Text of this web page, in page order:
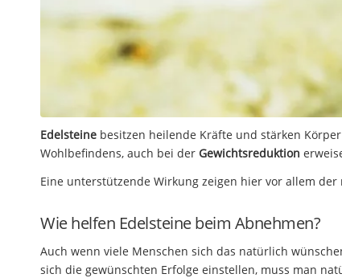
Edelsteine besitzen heilende Kräfte und stärken
Wohlbefindens, auch bei der Gewichtsreduktion
Eine unterstützende Wirkung zeigen hier vor allem
Wie helfen Edelsteine beim Abnehmen?
Auch wenn viele Menschen sich das natürlich
sich die gewünschten Erfolge einstellen, muss man